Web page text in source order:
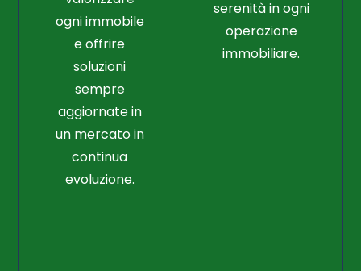
ogni immobile
e offrire
soluzioni
sempre
aggiornate in
un mercato in
continua
evoluzione.
serenità in ogni
operazione
immobiliare.